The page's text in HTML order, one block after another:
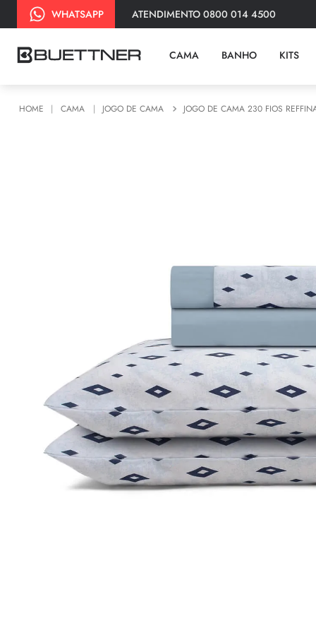
WHATSAPP ATENDIMENTO 0800 014 4500
CAMA BANHO KITS
CAMA JOGO DE CAMA JOGO DE CAMA 230 FIOS